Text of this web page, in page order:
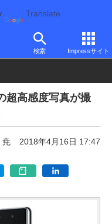
Translate
検索 Impressサイト
トフォン スマートフォン
超高感度写真が撮
尭 2018年4月16日 17:47